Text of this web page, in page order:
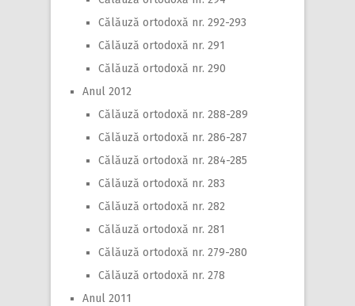
Călăuză ortodoxă nr. 292-293
Călăuză ortodoxă nr. 291
Călăuză ortodoxă nr. 290
Anul 2012
Călăuză ortodoxă nr. 288-289
Călăuză ortodoxă nr. 286-287
Călăuză ortodoxă nr. 284-285
Călăuză ortodoxă nr. 283
Călăuză ortodoxă nr. 282
Călăuză ortodoxă nr. 281
Călăuză ortodoxă nr. 279-280
Călăuză ortodoxă nr. 278
Anul 2011